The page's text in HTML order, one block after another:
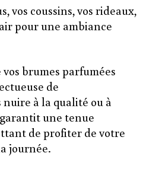
vos coussins, vos rideaux,
pour une ambiance
brumes parfumées
de
à la qualité ou à
une tenue
de profiter de votre
journée.